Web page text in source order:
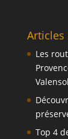
Articles
Les
Top 4